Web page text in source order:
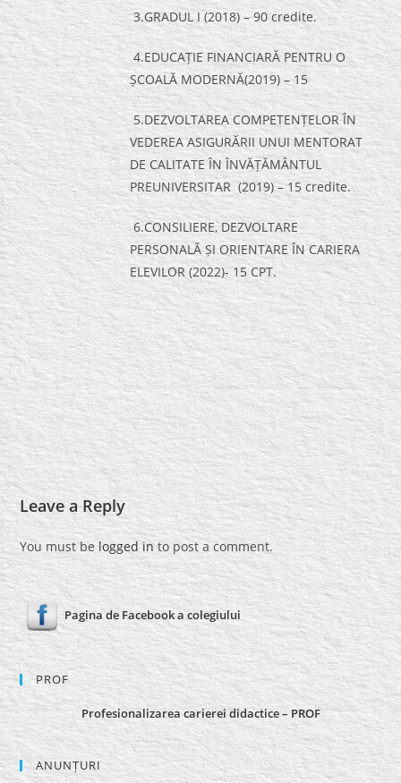
3.GRADUL I (2018) – 90 credite.
4.EDUCAȚIE FINANCIARĂ PENTRU O
ȘCOALĂ MODERNĂ(2019) – 15
5.DEZVOLTAREA COMPETENȚELOR ÎN
VEDEREA ASIGURĂRII UNUI MENTORAT
DE CALITATE ÎN ÎNVĂȚĂMÂNTUL
PREUNIVERSITAR (2019) – 15 credite.
6.CONSILIERE, DEZVOLTARE
PERSONALĂ ȘI ORIENTARE ÎN CARIERA
ELEVILOR (2022)- 15 CPT.
Leave a Reply
You must belogged into post a comment.
Pagina de Facebook a colegiului
PROF
Profesionalizarea carierei didactice – PROF
ANUNȚURI